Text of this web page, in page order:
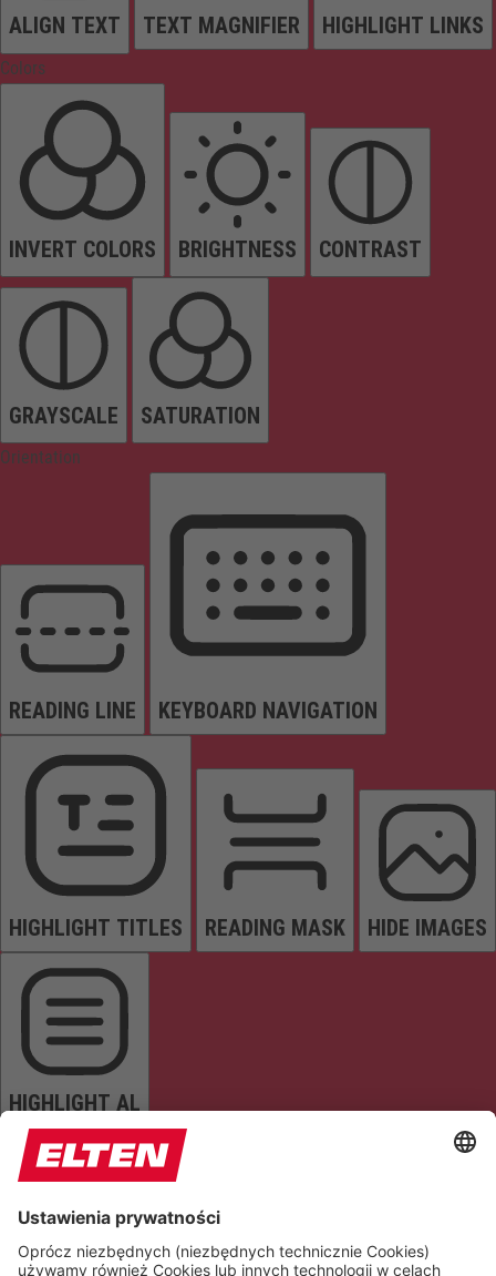
ALIGN TEXT TEXT MAGNIFIER HIGHLIGHT LINKS
Colors
INVERT COLORS BRIGHTNESS CONTRAST
GRAYSCALE SATURATION
Orientation
READING LINE KEYBOARD NAVIGATION
HIGHLIGHT TITLES READING MASK HIDE IMAGES
HIGHLIGHT AL